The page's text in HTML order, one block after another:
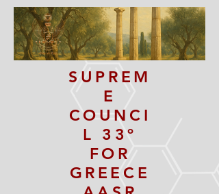
SUPREM
E
COUNCI
L 33º
FOR
GREECE